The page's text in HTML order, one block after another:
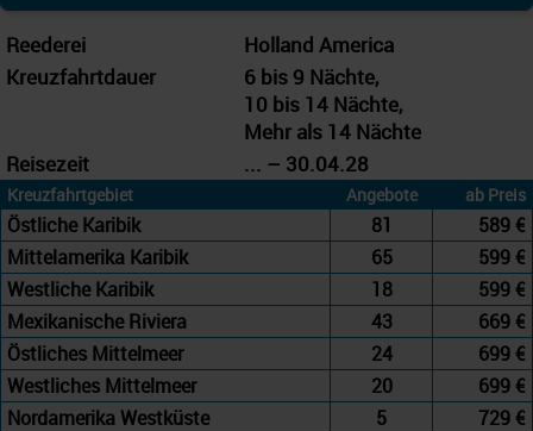
Reederei
Holland America
Kreuzfahrtdauer
6 bis 9 Nächte,
10 bis 14 Nächte,
Mehr als 14 Nächte
Reisezeit
... – 30.04.28
Kreuzfahrtgebiet Angebote ab Preis
Östliche Karibik 81
589 €
Mittelamerika Karibik
65
599 €
Westliche Karibik
18
599 €
Mexikanische Riviera
43
669 €
Östliches Mittelmeer
24
699 €
Westliches Mittelmeer
20
699 €
Nordamerika Westküste
5
729 €